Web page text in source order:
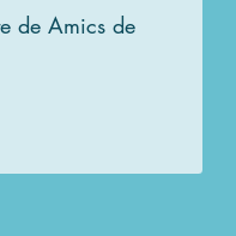
de Amics de